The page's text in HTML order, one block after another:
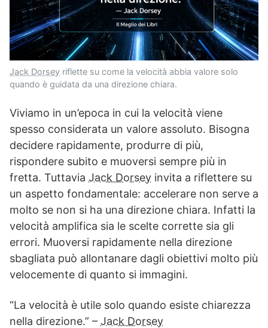
Jack Dorsey riflette su come la velocità abbia valore solo
quando è guidata da una direzione chiara.
Viviamo in un’epoca in cui la velocità viene
spesso considerata un valore assoluto. Bisogna
decidere rapidamente, produrre di più,
rispondere subito e muoversi sempre più in
fretta. Tuttavia Jack Dorsey invita a riflettere su
un aspetto fondamentale: accelerare non serve a
molto se non si ha una direzione chiara. Infatti la
velocità amplifica sia le scelte corrette sia gli
errori. Muoversi rapidamente nella direzione
sbagliata può allontanare dagli obiettivi molto più
velocemente di quanto si immagini.
“La velocità è utile solo quando esiste chiarezza
nella direzione.” – Jack Dorsey